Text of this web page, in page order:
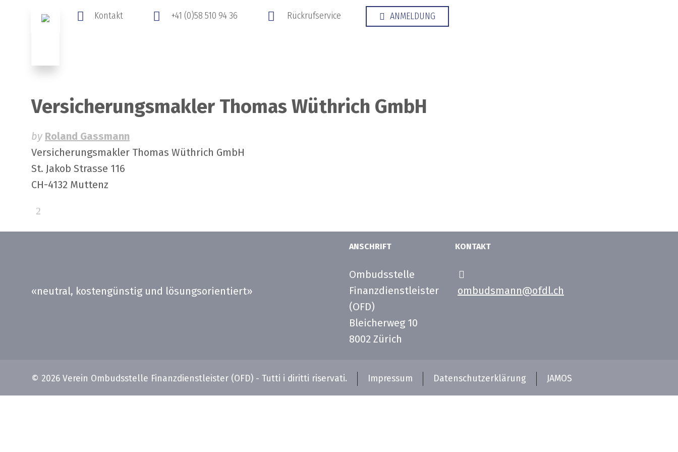
Kontakt +41 (0)58 510 94 36 Rückrufservice ANMELDUNG
Versicherungsmakler Thomas Wüthrich GmbH
by Roland Gassmann
Versicherungsmakler Thomas Wüthrich GmbH
St. Jakob Strasse 116
CH-4132 Muttenz
«neutral, kostengünstig und lösungsorientiert»
ANSCHRIFT
Ombudsstelle
Finanzdienstleister
(OFD)
Bleicherweg 10
8002 Zürich
KONTAKT
ombudsmann@ofdl.ch
© 2026 Verein Ombudsstelle Finanzdienstleister (OFD) - Tutti i diritti riservati. Impressum Datenschutzerklärung JAMOS